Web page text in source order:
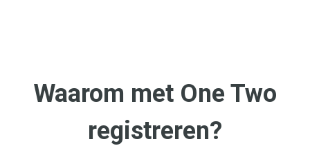
Waarom met One Two
registreren?